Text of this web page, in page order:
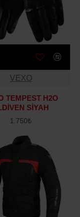
VEXO
TEMPEST H2O
SİYAH
1.750₺